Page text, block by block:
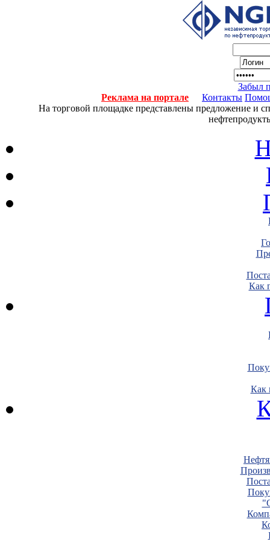
Забыл
Реклама на портале
Контакты
На торговой площадке представлены предложение и
Как
Как